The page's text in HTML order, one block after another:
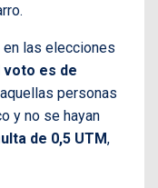
en las elecciones
voto es de
personas
y no se hayan
de 0,5 UTM,